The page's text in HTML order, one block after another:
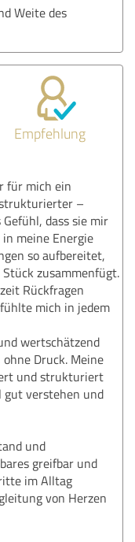
Weite des
Empfehlung
für mich ein
–
dass sie mir
meine Energie
so aufbereitet,
zusammenfügt.
Rückfragen
mich in jedem
wertschätzend
Druck. Meine
und strukturiert
verstehen und
und
greifbar und
im Alltag
von Herzen